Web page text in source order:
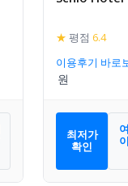
★ 평점 6.4
이용후기 바로
최저가
확인